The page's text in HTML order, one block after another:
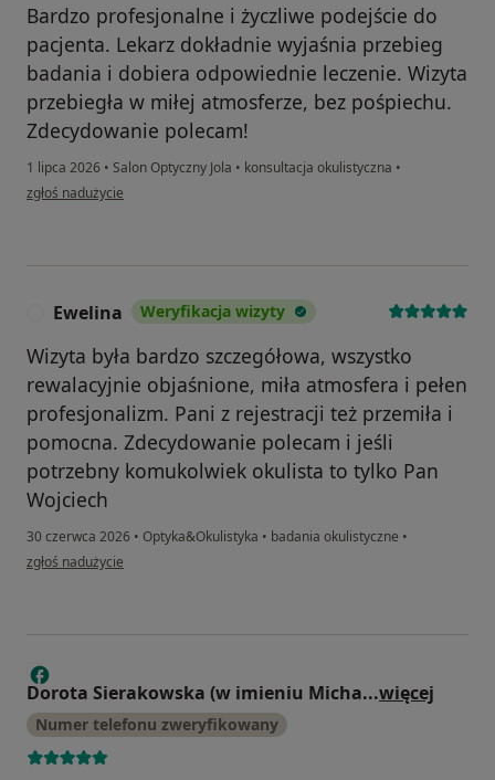
Bardzo profesjonalne i życzliwe podejście do
pacjenta. Lekarz dokładnie wyjaśnia przebieg
badania i dobiera odpowiednie leczenie. Wizyta
przebiegła w miłej atmosferze, bez pośpiechu.
Zdecydowanie polecam!
1 lipca 2026 • Salon Optyczny Jola • konsultacja okulistyczna •
w opinii użytkownika Sławomir
zgłoś nadużycie
Ewelina Weryfikacja wizyty
Wizyta była bardzo szczegółowa, wszystko
rewalacyjnie objaśnione, miła atmosfera i pełen
profesjonalizm. Pani z rejestracji też przemiła i
pomocna. Zdecydowanie polecam i jeśli
potrzebny komukolwiek okulista to tylko Pan
Wojciech
30 czerwca 2026 • Optyka&Okulistyka • badania okulistyczne •
w opinii użytkownika Ewelina
zgłoś nadużycie
D
Dorota Sierakowska (w imieniu Micha...więcej
Numer telefonu zweryfikowany